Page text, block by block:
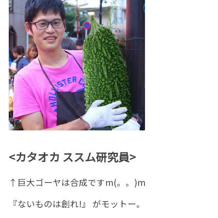
<カタオカ ススム研究員>
↑巨大ゴーヤは合成ですm(。。)m
『ないものは創れ!』 がモットー。